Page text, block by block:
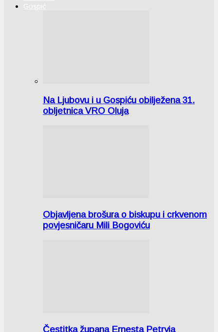
Gospić
Na Ljubovu i u Gospiću obilježena 31.
obljetnica VRO Oluja
Objavljena brošura o biskupu i crkvenom
povjesničaru Mili Bogoviću
Čestitka župana Ernesta Petryja